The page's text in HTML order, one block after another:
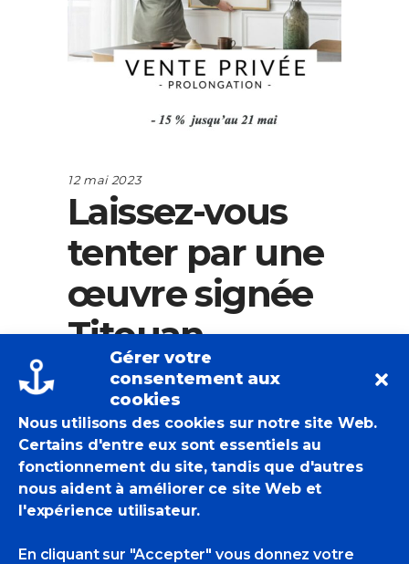
Gérer votre
consentement aux
cookies
Nous utilisons des cookies sur notre site Web.
Certains d'entre eux sont essentiels au
fonctionnement du site, tandis que d'autres
nous aident à améliorer ce site Web et
l'expérience utilisateur.
En cliquant sur "Accepter" vous donnez votre
12 mai 2023
Laissez-vous
tenter par une
œuvre signée
Titouan
Lamazou.
Dés aujourd’hui, venez parcourir notre
catalogue d’œuvres et laissez-vous
tenter par une œuvre signée Titouan
Lamazou.
vente privée et bénéficiez d’une remise